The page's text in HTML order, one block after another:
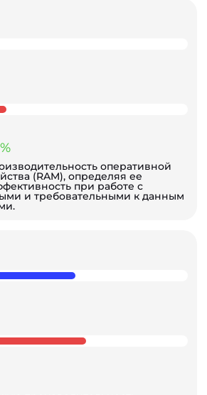
оперативной
(RAM), определяя ее
при работе с
и требовательными к данным